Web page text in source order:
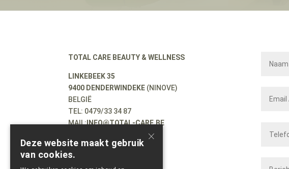
TOTAL CARE BEAUTY & WELLNESS
LINKEBEEK 35
9400 DENDERWINDEKE (NINOVE)
BELGIË
TEL: 0479/33 34 87
MAIL:INFO@TOTAL-CARE.BE
×
Deze website maakt gebruik
van cookies.